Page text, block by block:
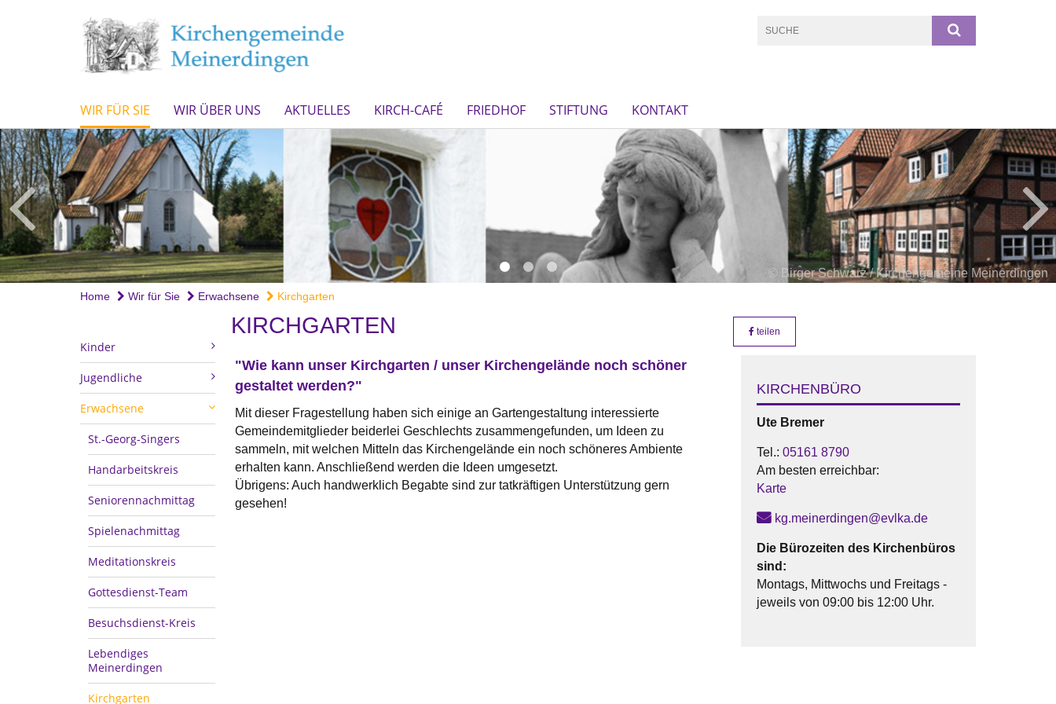
WIR FÜR SIE WIR ÜBER UNS AKTUELLES KIRCH-CAFÉ FRIEDHOF STIFTUNG KONTAKT
© Birger Schwarz / Kirchengemeine Meinerdingen
Home Wir für Sie Erwachsene Kirchgarten
Kinder
Jugendliche
Erwachsene
St.-Georg-Singers
Handarbeitskreis
Seniorennachmittag
Spielenachmittag
Meditationskreis
Gottesdienst-Team
Besuchsdienst-Kreis
Lebendiges
Meinerdingen
Kirchgarten
KIRCHGARTEN teilen
"Wie kann unser Kirchgarten / unser Kirchengelände noch schöner
gestaltet werden?"
Mit dieser Fragestellung haben sich einige an Gartengestaltung interessierte
Gemeindemitglieder beiderlei Geschlechts zusammengefunden, um Ideen zu
sammeln, mit welchen Mitteln das Kirchengelände ein noch schöneres Ambiente
erhalten kann. Anschließend werden die Ideen umgesetzt.
Übrigens: Auch handwerklich Begabte sind zur tatkräftigen Unterstützung gern
gesehen!
KIRCHENBÜRO
Ute Bremer
Tel.: 05161 8790
Am besten erreichbar:
Karte
kg.meinerdingen@evlka.de
Die Bürozeiten des Kirchenbüros
sind:
Montags, Mittwochs und Freitags -
jeweils von 09:00 bis 12:00 Uhr.